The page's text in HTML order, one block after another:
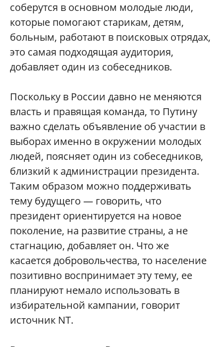
соберутся в основном молодые люди,
которые помогают старикам, детям,
больным, работают в поисковых отрядах,
это самая подходящая аудитория,
добавляет один из собеседников.
Поскольку в России давно не меняются
власть и правящая команда, то Путину
важно сделать объявление об участии в
выборах именно в окружении молодых
людей, поясняет один из собеседников,
близкий к администрации президента.
Таким образом можно поддерживать
тему будущего — говорить, что
президент ориентируется на новое
поколение, на развитие страны, а не
стагнацию, добавляет он. Что же
касается добровольчества, то население
позитивно воспринимает эту тему, ее
планируют немало использовать в
избирательной кампании, говорит
источник NT.